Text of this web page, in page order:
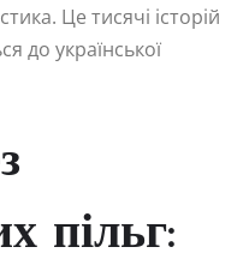
Це тисячі історій
до української
пільг: